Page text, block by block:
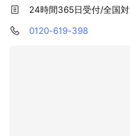
24時間365日受付/全国
0120-619-398